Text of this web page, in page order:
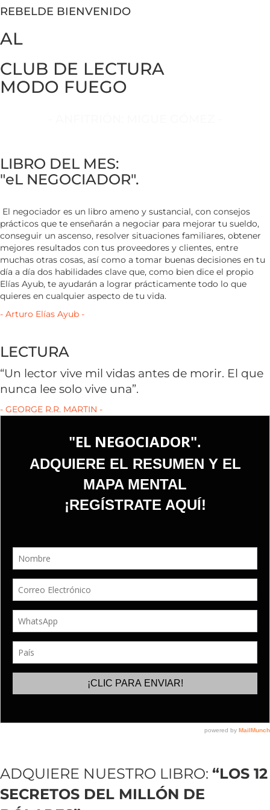
REBELDE BIENVENIDO
AL
CLUB DE LECTURA
MODO FUEGO
LIBRO DEL MES:
"eL NEGOCIADOR".
El negociador es un libro ameno y sustancial, con consejos
prácticos que te enseñarán a negociar para mejorar tu sueldo,
conseguir un ascenso, resolver situaciones familiares, obtener
mejores resultados con tus proveedores y clientes, entre
muchas otras cosas, así como a tomar buenas decisiones en tu
día a día dos habilidades clave que, como bien dice el propio
Elías Ayub, te ayudarán a lograr prácticamente todo lo que
quieres en cualquier aspecto de tu vida.
- Arturo Elías Ayub -
LECTURA
“Un lector vive mil vidas antes de morir. El que
nunca lee solo vive una”.
- GEORGE R.R. MARTIN -
ADQUIERE NUESTRO LIBRO: “LOS 12
SECRETOS DEL MILLÓN DE